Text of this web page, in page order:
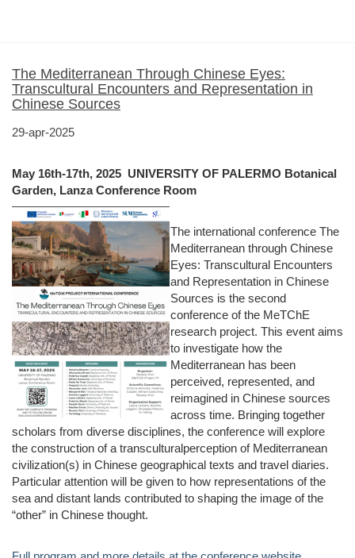
The Mediterranean Through Chinese Eyes:
Transcultural Encounters and Representation in
Chinese Sources
29-apr-2025
May 16th-17th, 2025 UNIVERSITY OF PALERMO Botanical
Garden, Lanza Conference Room
The international conference The
Mediterranean through Chinese
Eyes: Transcultural Encounters
and Representation in Chinese
Sources is the second
conference of the MeTChE
research project. This event aims
to investigate how the
Mediterranean has been
perceived, represented, and
reimagined in Chinese sources
across time. Bringing together
scholars from diverse disciplines, the conference will explore
the construction of a transculturalperception of Mediterranean
civilization(s) in Chinese geographical texts and travel diaries.
Particular attention will be given to how representations of the
sea and distant lands contributed to shaping the image of the
“other” in Chinese thought.